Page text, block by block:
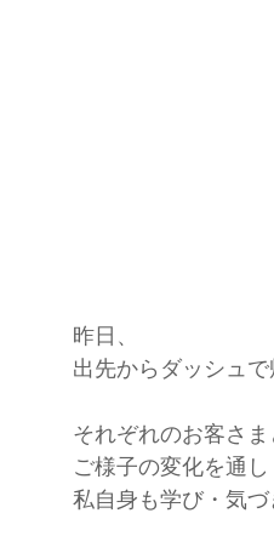
昨日、
出先からダッシュ
それぞれのお客さ
ご様子の変化を通し
私自身も学び・気づ